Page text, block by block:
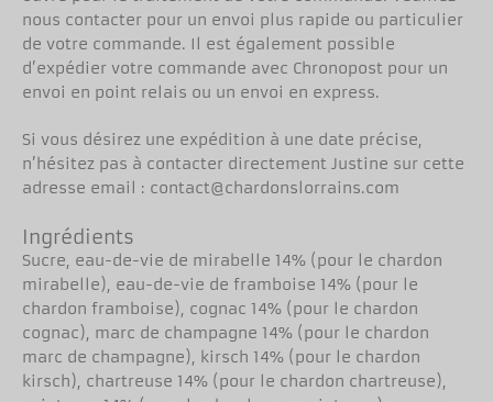
nous contacter pour un envoi plus rapide ou particulier
de votre commande. Il est également possible
d’expédier votre commande avec Chronopost pour un
envoi en point relais ou un envoi en express.
Si vous désirez une expédition à une date précise,
n’hésitez pas à contacter directement Justine sur cette
adresse email : contact@chardonslorrains.com
Ingrédients
Sucre, eau-de-vie de mirabelle 14% (pour le chardon
mirabelle), eau-de-vie de framboise 14% (pour le
chardon framboise), cognac 14% (pour le chardon
cognac), marc de champagne 14% (pour le chardon
marc de champagne), kirsch 14% (pour le chardon
kirsch), chartreuse 14% (pour le chardon chartreuse),